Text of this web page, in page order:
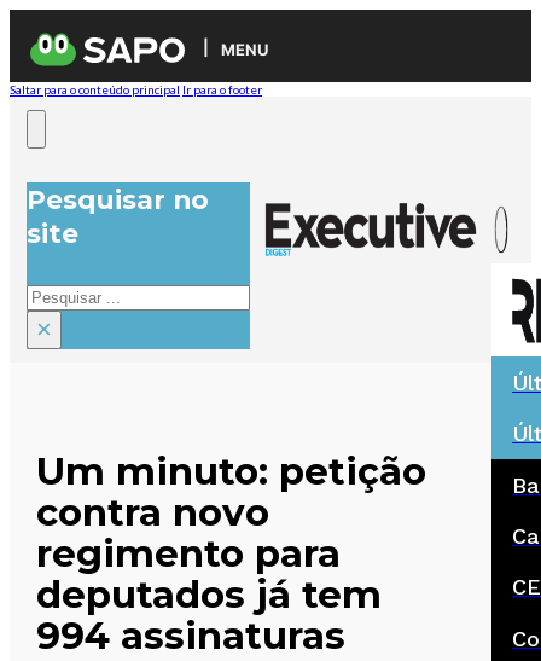
MENU
Saltar para o conteúdo principal Ir para o footer
Pesquisar no
site
Pesquisar
×
Um minuto: petição
contra novo
regimento para
deputados já tem
994 assinaturas